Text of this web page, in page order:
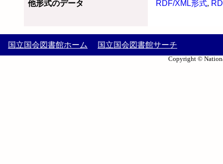
他形式のデータ RDF/XML形式,
国立国会図書館ホーム 国立国会図書館サーチ
Copyright ©